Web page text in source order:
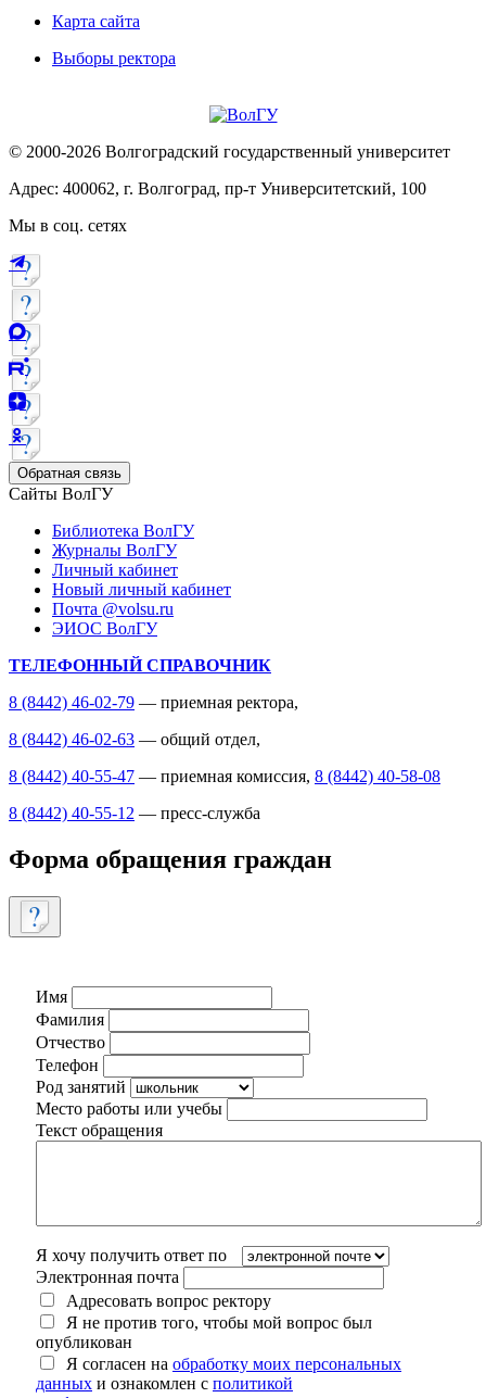
Карта сайта
Выборы ректора
© 2000-2026 Волгоградский государственный университет
Адрес: 400062, г. Волгоград, пр-т Университетский, 100
Мы в соц. сетях
Обратная связь
Сайты ВолГУ
Библиотека ВолГУ
Журналы ВолГУ
Личный кабинет
Новый личный кабинет
Почта @volsu.ru
ЭИОС ВолГУ
ТЕЛЕФОННЫЙ СПРАВОЧНИК
8 (8442) 46-02-79 — приемная ректора,
8 (8442) 46-02-63 — общий отдел,
8 (8442) 40-55-47 — приемная комиссия, 8 (8442) 40-58-08
8 (8442) 40-55-12 — пресс-служба
Форма обращения граждан
Имя
Фамилия
Отчество
Телефон
Род занятий
Место работы или учебы
Текст обращения
Я хочу получить ответ по
Электронная почта
Адресовать вопрос ректору
Я не против того, чтобы мой вопрос был
опубликован
Я согласен на обработку моих персональных
данных и ознакомлен с политикой